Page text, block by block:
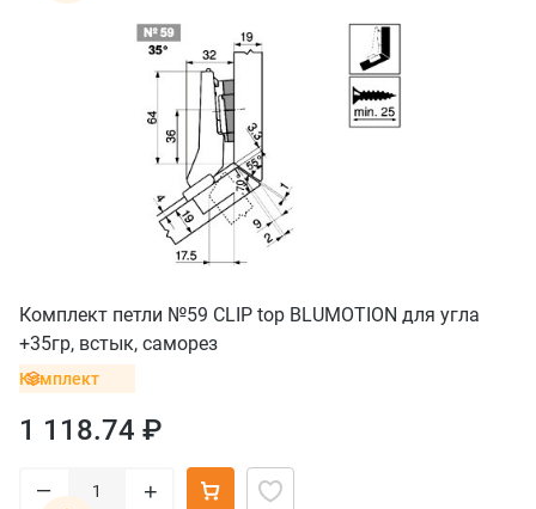
Комплект петли №59 CLIP top BLUMOTION для угла
+35гр, встык, саморез
Комплект
1 118.74 ₽
– +